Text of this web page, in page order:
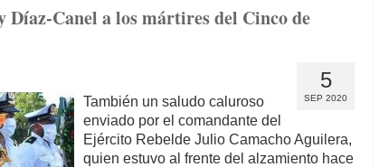
Díaz-Canel a los mártires del Cinco de
5
SEP 2020
También un saludo caluroso
enviado por el comandante del
Ejército Rebelde Julio Camacho Aguilera,
quien estuvo al frente del alzamiento hace